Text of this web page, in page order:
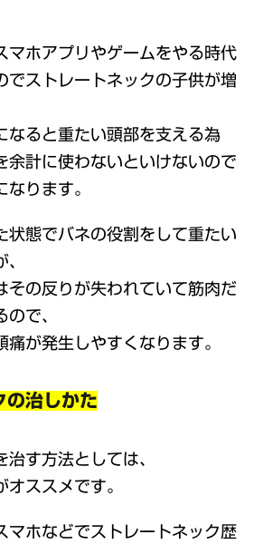
マホアプリやゲームをやる時代
でストレートネックの子供が増
なると重たい頭部を支える為
余計に使わないといけないので
ります。
状態でバネの役割をして重たい
その反りが失われていて筋肉だ
で、
痛が発生しやすくなります。
の治しかた
す方法としては、
ススメです。
マホなどでストレートネック歴